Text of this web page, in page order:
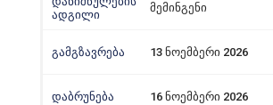
მემინგენი
13 ნოემბერი 2026
16 ნოემბერი 2026